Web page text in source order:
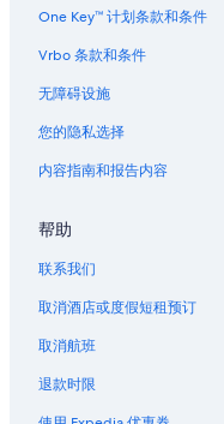
One Key™ 计划条款和条件
Vrbo 条款和条件
无障碍设施
您的隐私选择
内容指南和报告内容
帮助
联系我们
取消酒店或度假短租预订
取消航班
退款时限